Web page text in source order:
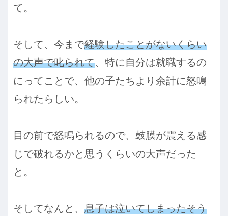
て。
そして、今まで経験したことがないくらい
の大声で叱られて、特に自分は就職するの
にってことで、他の子たちより余計に怒鳴
られたらしい。
目の前で怒鳴られるので、鼓膜が震える感
じで破れるかと思うくらいの大声だった
と。
そしてなんと、 息子は泣いてしまったそう